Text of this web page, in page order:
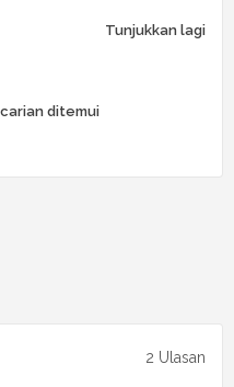
Tunjukkan lagi
ditemui
2 Ulasan